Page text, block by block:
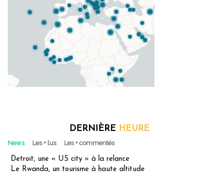
DERNIÈRE HEURE
News Les + lus Les + commentés
Detroit, une « US city » à la relance
Le Rwanda, un tourisme à haute altitude